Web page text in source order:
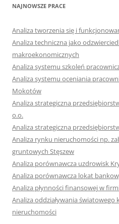
NAJNOWSZE PRACE
Analiza tworzenia się i
Analiza techniczna jako
makroekonomicznych
Analiza systemu szkoleń
Analiza systemu oceniania
Mokotów
Analiza strategiczna
o.o.
Analiza strategiczna
Analiza rynku nieruchomości np.
gruntowych Stęszew
Analiza porównawcza uzdrowisk
Analiza porównawcza lokat
Analiza płynności finansowej w
Analiza oddziaływania
nieruchomości